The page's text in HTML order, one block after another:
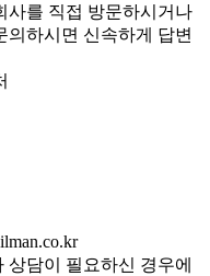
사를 직접 방문하시거나
의하시면 신속하게 답변
담이 필요하신 경우에